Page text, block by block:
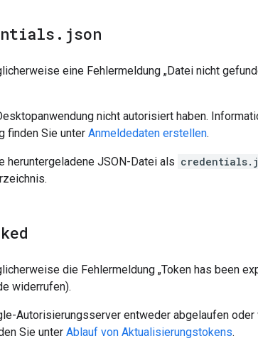
. json
eine Fehlermeldung „Datei nicht
nicht autorisiert haben.
finden Sie unter Anmeldedaten erstellen.
heruntergeladene JSON-Datei als
die Fehlermeldung „Token has been
widerrufen).
Autorisierungsserver entweder abgelaufen
Sie unter Ablauf von Aktualisierungstokens.